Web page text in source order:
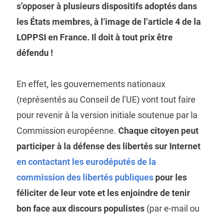
s’opposer à plusieurs dispositifs adoptés dans
les États membres, à l’image de l’article 4 de la
LOPPSI en France. Il doit à tout prix être
défendu !
En effet, les gouvernements nationaux
(représentés au Conseil de l’UE) vont tout faire
pour revenir à la version initiale soutenue par la
Commission européenne. Chaque citoyen peut
participer à la défense des libertés sur Internet
en contactant les eurodéputés de la
commission des libertés publiquespour les
féliciter de leur vote et les enjoindre de tenir
bon face aux discours populistes(par e-mail ou